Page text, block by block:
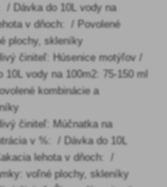
/ Dávka do 10L vody na
v dňoch: / Povolené
plochy, skleníky
činiteľ: Húsenice motýľov /
vody na 100m2: 75-150 ml
kombinácie a
činiteľ: Múčnatka na
v %: / Dávka do 10L
lehota v dňoch: /
voľné plochy, skleníky